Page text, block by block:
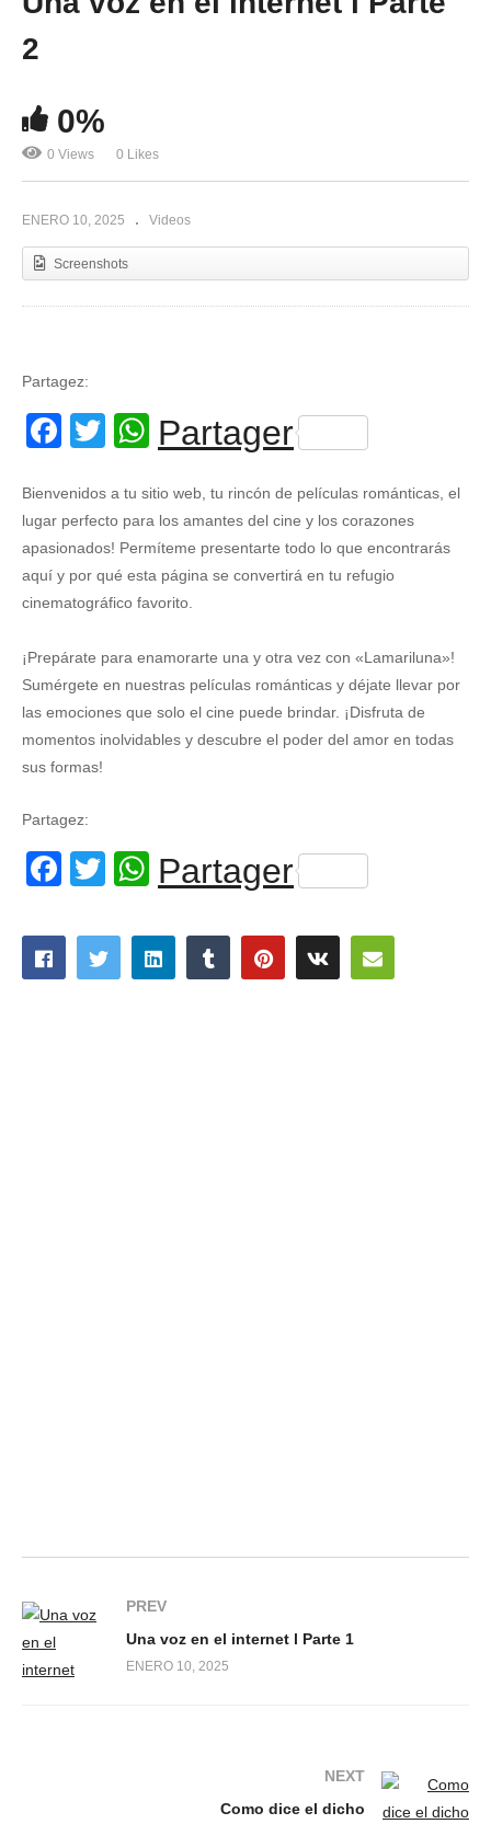
2
0%
0 Views 0 Likes
ENERO 10, 2025 Videos
Screenshots
Partagez:
Facebook
TwitterWhatsApp
Partager
Bienvenidos a tu sitio web, tu rincón de películas románticas, el
lugar perfecto para los amantes del cine y los corazones
apasionados! Permíteme presentarte todo lo que encontrarás
aquí y por qué esta página se convertirá en tu refugio
cinematográfico favorito.
¡Prepárate para enamorarte una y otra vez con «Lamariluna»!
Sumérgete en nuestras películas románticas y déjate llevar por
las emociones que solo el cine puede brindar. ¡Disfruta de
momentos inolvidables y descubre el poder del amor en todas
sus formas!
Partagez:
Facebook
TwitterWhatsApp
Partager
PREV
Una voz en el internet l Parte 1
ENERO 10, 2025
NEXT
Como dice el dicho